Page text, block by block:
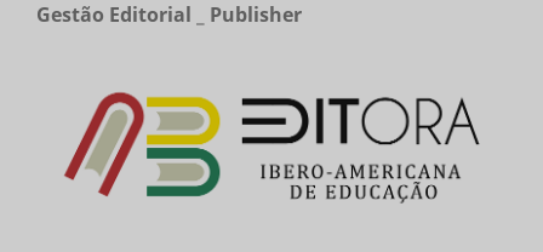
Gestão Editorial _ Publisher